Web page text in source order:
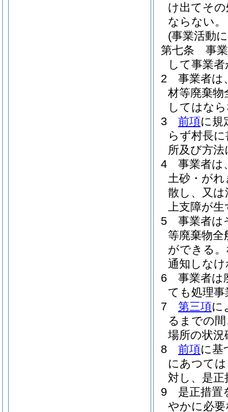
け出てそ
ならない。
(事業活動
第七条
事
して事業
2
事業者は
材等廃棄
してはな
3
前項に規
らず村長
所及び方
4
事業者は
土砂・が
散し、又
上支障が
5
事業者は
等廃棄物
ができる。
通知しな
6
事業者は
ても処理
7
第三項に
るまでの
場所の状
8
前項に基
にあつて
対し、是
9
是正措置
やかに必